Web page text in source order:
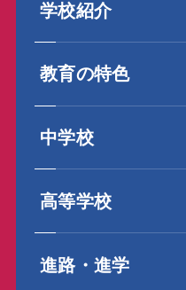
学校紹介
教育の特色
中学校
高等学校
進路・進学